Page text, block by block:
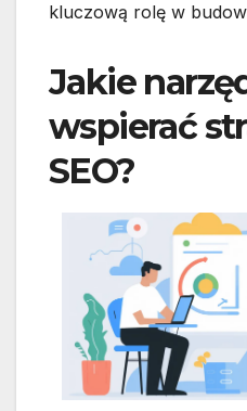
kluczową rolę w
Jakie
wspierać
SEO?